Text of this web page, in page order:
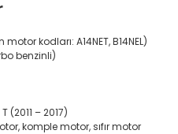
kodları: A14NET, B14NEL)
benzinli)
(2011 – 2017)
komple motor, sıfır motor